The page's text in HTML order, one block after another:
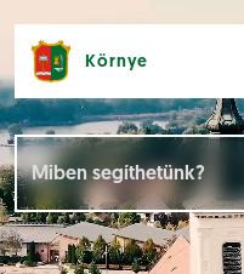
Környe
Hírek [
Események []